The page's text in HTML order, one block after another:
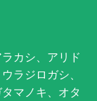
カシ、アリド
ラジロガシ、
マノキ、オタ